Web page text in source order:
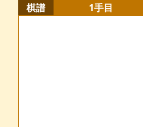
棋譜 1手目